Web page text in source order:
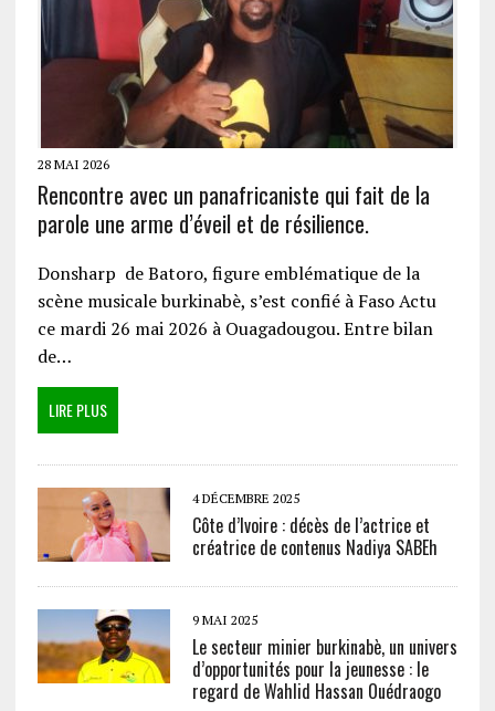
28 MAI 2026
Rencontre avec un panafricaniste qui fait de la
parole une arme d’éveil et de résilience.
Donsharp de Batoro, figure emblématique de la
scène musicale burkinabè, s’est confié à Faso Actu
ce mardi 26 mai 2026 à Ouagadougou. Entre bilan
de…
LIRE PLUS
4 DÉCEMBRE 2025
Côte d’Ivoire : décès de l’actrice et
créatrice de contenus Nadiya SABEh
9 MAI 2025
Le secteur minier burkinabè, un univers
d’opportunités pour la jeunesse : le
regard de Wahlid Hassan Ouédraogo